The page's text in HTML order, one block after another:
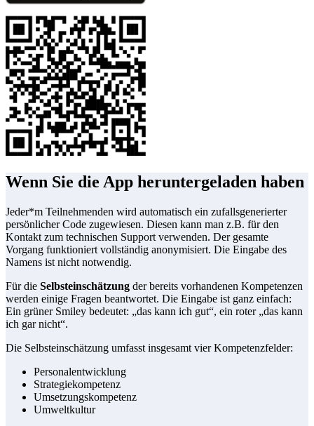
Wenn Sie die App heruntergeladen haben
Jeder*m Teilnehmenden wird automatisch ein zufallsgenerierter
persönlicher Code zugewiesen. Diesen kann man z.B. für den
Kontakt zum technischen Support verwenden. Der gesamte
Vorgang funktioniert vollständig anonymisiert. Die Eingabe des
Namens ist nicht notwendig.
Für die Selbsteinschätzung der bereits vorhandenen Kompetenzen
werden einige Fragen beantwortet. Die Eingabe ist ganz einfach:
Ein grüner Smiley bedeutet: „das kann ich gut“, ein roter „das kann
ich gar nicht“.
Die Selbsteinschätzung umfasst insgesamt vier Kompetenzfelder:
Personalentwicklung
Strategiekompetenz
Umsetzungskompetenz
Umweltkultur